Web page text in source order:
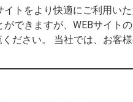
ライヤーズカード ANA
イトをより快適にご利用い
できますが、WEBサイト
ください。 当社では、お客